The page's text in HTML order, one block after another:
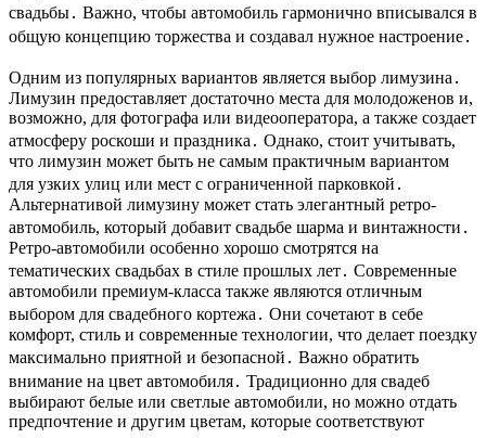
свадьбы․ Важно, чтобы автомобиль гармонично вписывался в
общую концепцию торжества и создавал нужное настроение․
Одним из популярных вариантов является выбор лимузина․
Лимузин предоставляет достаточно места для молодоженов и,
возможно, для фотографа или видеооператора, а также создает
атмосферу роскоши и праздника․ Однако, стоит учитывать,
что лимузин может быть не самым практичным вариантом
для узких улиц или мест с ограниченной парковкой․
Альтернативой лимузину может стать элегантный ретро-
автомобиль, который добавит свадьбе шарма и винтажности․
Ретро-автомобили особенно хорошо смотрятся на
тематических свадьбах в стиле прошлых лет․ Современные
автомобили премиум-класса также являются отличным
выбором для свадебного кортежа․ Они сочетают в себе
комфорт, стиль и современные технологии, что делает поездку
максимально приятной и безопасной․ Важно обратить
внимание на цвет автомобиля․ Традиционно для свадеб
выбирают белые или светлые автомобили, но можно отдать
предпочтение и другим цветам, которые соответствуют